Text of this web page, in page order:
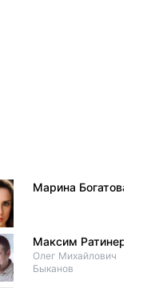
Марина Богатова
Максим Ратинер
Олег Михайлович
Быканов